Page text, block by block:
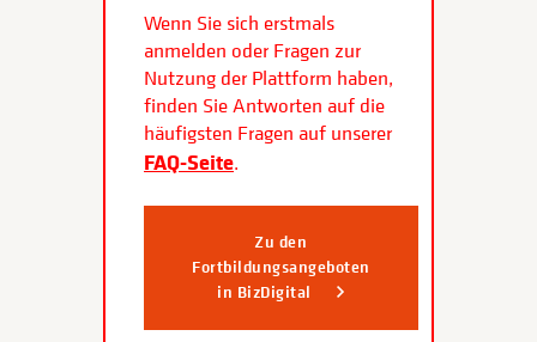
Wenn Sie sich erstmals
anmelden oder Fragen zur
Nutzung der Plattform haben,
finden Sie Antworten auf die
häufigsten Fragen auf unserer
FAQ-Seite.
Zu den
Fortbildungsangeboten
in BizDigital